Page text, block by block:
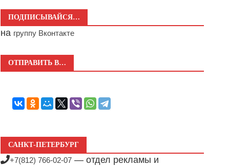
ПОДПИСЫВАЙСЯ…
на группу Вконтакте
ОТПРАВИТЬ В…
САНКТ-ПЕТЕРБУРГ
+7(812) 766-02-07 — отдел рекламы и